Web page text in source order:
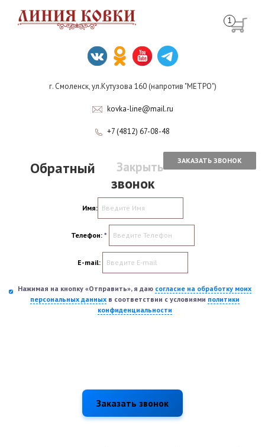
г. Смоленск, ул.Кутузова 160 (напротив "МЕТРО")
kovka-line@mail.ru
+7 (4812) 67-08-48
ЗАКАЗАТЬ ЗВОНОК
Закрыть
Обратный
звонок
Имя:
Телефон: *
E-mail:
Нажимая на кнопку «Отправить», я даю согласие на обработку моих
персональных данныхв соответствии с условиями политики
конфиденциальности
1